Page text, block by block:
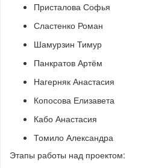
Присталова Софья
Сластенко Роман
Шамурзин Тимур
Панкратов Артём
Нагерняк Анастасия
Копосова Елизавета
Кабо Анастасия
Томило Александра
Этапы работы над проектом: